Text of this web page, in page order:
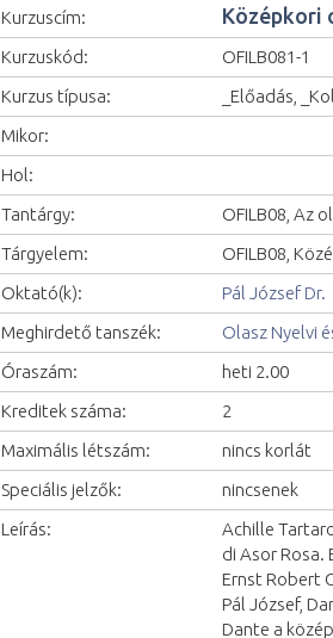
Kurzuscím:
Középkori
Kurzuskód:
OFILB081-1
Kurzus típusa:
_Előadás,
Mikor:
Hol:
Tantárgy:
OFILB08, Az
Tárgyelem:
OFILB08,
Oktató(k):
Pál József Dr.
Meghirdető tanszék:
Olasz Nyelvi
Óraszám:
heti 2.00
Kreditek száma:
2
Maximális létszám:
nincs korlát
Speciális jelzők:
nincsenek
Leírás:
Achille
di Asor Rosa.
Ernst Robert
Pál József,
Dante a